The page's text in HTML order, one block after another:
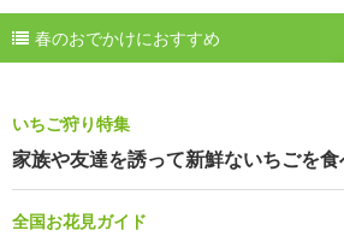
春のおでかけにおすすめ
いちご狩り特集
家族や友達を誘って新鮮ないちごを食
全国お花見ガイド